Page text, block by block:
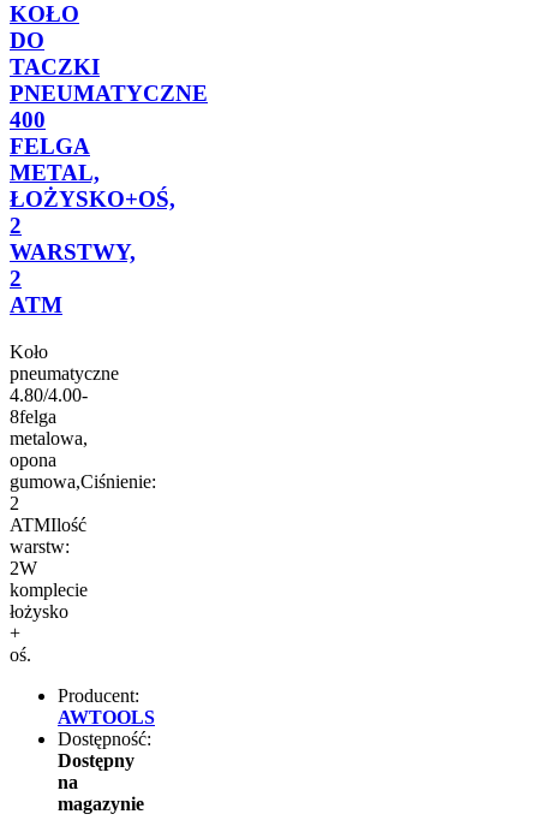
KOŁO
DO
TACZKI
PNEUMATYCZNE
400
FELGA
METAL,
ŁOŻYSKO+OŚ,
2
WARSTWY,
2
ATM
Koło
pneumatyczne
4.80/4.00-
8felga
metalowa,
opona
gumowa,Ciśnienie:
2
ATMIlość
warstw:
2W
komplecie
łożysko
+
oś.
Producent:
AWTOOLS
Dostępność:
Dostępny
na
magazynie